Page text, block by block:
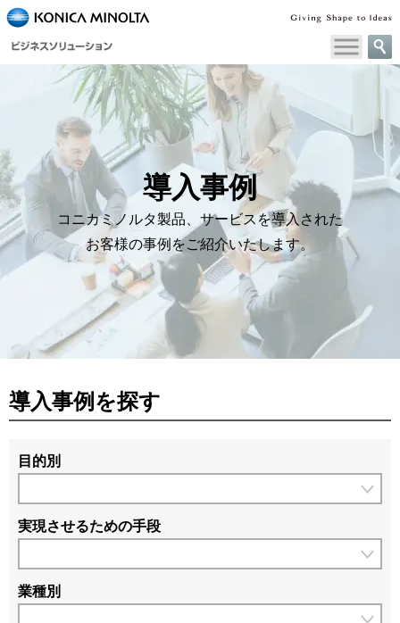
導入事例
コニカミノルタ製品、サービスを導入された
お客様の事例をご紹介いたします。
導入事例を探す
目的別
事業
拡
大・
実現させるための手段
デ
業種別